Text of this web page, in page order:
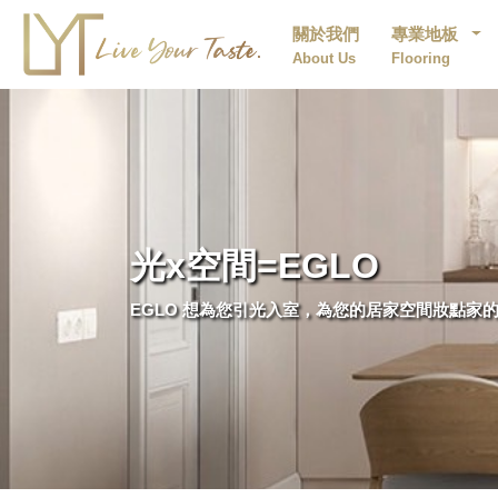
關於我們
About Us
專業地板
Flooring
光x空間=EGLO
EGLO 想為您引光入室，為您的居家空間妝點家